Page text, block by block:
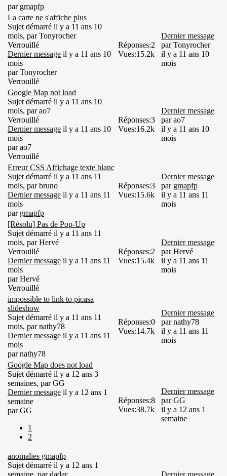
par gmapfp
La carte ne s'affiche plus
Sujet démarré il y a 11 ans 10
mois, parTonyrocher
Verrouillé
Dernier message il y a 11 ans 10
mois
parTonyrocher
Verrouillé
Réponses:2
Vues:15.2k
Dernier message
parTonyrocher
il y a 11 ans 10
mois
Google Map not load
Sujet démarré il y a 11 ans 10
mois, parao7
Verrouillé
Dernier message il y a 11 ans 10
mois
parao7
Verrouillé
Réponses:3
Vues:16.2k
Dernier message
parao7
il y a 11 ans 10
mois
Erreur CSS Affichage texte blanc
Sujet démarré il y a 11 ans 11
mois, parbruno
Dernier message il y a 11 ans 11
mois
par gmapfp
Réponses:3
Vues:15.6k
Dernier message
par gmapfp
il y a 11 ans 11
mois
[Résolu] Pas de Pop-Up
Sujet démarré il y a 11 ans 11
mois, parHervé
Verrouillé
Dernier message il y a 11 ans 11
mois
parHervé
Verrouillé
Réponses:2
Vues:15.4k
Dernier message
parHervé
il y a 11 ans 11
mois
impossible to link to picasa
slideshow
Sujet démarré il y a 11 ans 11
mois, parnathy78
Dernier message il y a 11 ans 11
mois
parnathy78
Réponses:0
Vues:14.7k
Dernier message
parnathy78
il y a 11 ans 11
mois
Google Map does not load
Sujet démarré il y a 12 ans 3
semaines, parGG
Dernier message il y a 12 ans 1
semaine
parGG
1
2
Réponses:8
Vues:38.7k
Dernier message
parGG
il y a 12 ans 1
semaine
anomalies gmapfp
Sujet démarré il y a 12 ans 1
semaine, pardadar
Dernier message